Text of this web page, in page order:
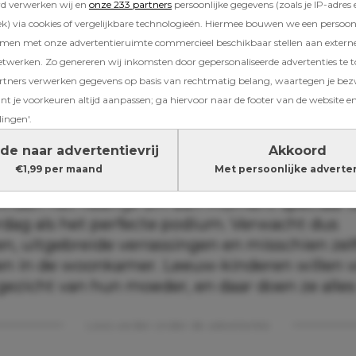
verwerken wij en onze 233 partners persoonlijke gegevens (zoals je IP-adres
via cookies of vergelijkbare technologieën. Hiermee bouwen we een
met onze advertentieruimte commercieel beschikbaar stellen aan
Zo genereren wij inkomsten door gepersonaliseerde advertenties te
verwerken gegevens op basis van rechtmatig belang, waartegen je
je voorkeuren altijd aanpassen; ga hiervoor naar de footer van de website
naar advertentievrij
€1,99 per maand
Akkoord
Met persoonlijke
spelen sterrenbeelden daar opvallend
sterrenbeelden pakken namelijk
het heerlijk om een moment speciaal
als het perfecte podium. Verwacht dus
uitgebreide verrassingen en misschien
in de woonkamer. Leeuw-kinderen willen
van hun moeder, en daar doen ze alles